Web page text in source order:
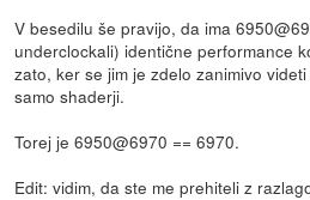
V besedilu še pravijo, da ima
underclockali) identične performance
zato, ker se jim je zdelo zanimivo
samo shaderji.
Torej je 6950@6970 == 6970.
Edit: vidim, da ste me prehiteli z